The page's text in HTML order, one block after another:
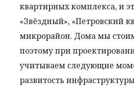
квартирных комплекса, и
«Звёздный», «Петровский
микрорайон. Дома мы
поэтому при
учитываем следующие
развитость